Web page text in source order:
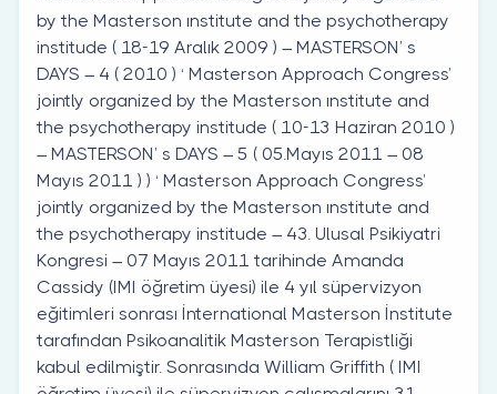
by the Masterson ınstitute and the psychotherapy
institude ( 18-19 Aralık 2009 ) – MASTERSON’ s
DAYS – 4 ( 2010 ) ‘ Masterson Approach Congress’
jointly organized by the Masterson ınstitute and
the psychotherapy institude ( 10-13 Haziran 2010 )
– MASTERSON’ s DAYS – 5 ( 05.Mayıs 2011 – 08
Mayıs 2011 ) ) ‘ Masterson Approach Congress’
jointly organized by the Masterson ınstitute and
the psychotherapy institude – 43. Ulusal Psikiyatri
Kongresi – 07 Mayıs 2011 tarihinde Amanda
Cassidy (IMI öğretim üyesi) ile 4 yıl süpervizyon
eğitimleri sonrası İnternational Masterson İnstitute
tarafından Psikoanalitik Masterson Terapistliği
kabul edilmiştir. Sonrasında William Griffith ( IMI